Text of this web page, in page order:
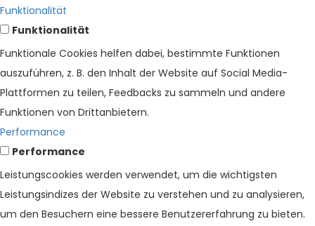
Funktionalität
Funktionalität
Funktionale Cookies helfen dabei, bestimmte Funktionen
auszuführen, z. B. den Inhalt der Website auf Social Media-
Plattformen zu teilen, Feedbacks zu sammeln und andere
Funktionen von Drittanbietern.
Performance
Performance
Leistungscookies werden verwendet, um die wichtigsten
Leistungsindizes der Website zu verstehen und zu analysieren,
um den Besuchern eine bessere Benutzererfahrung zu bieten.